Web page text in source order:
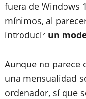
fuera de Windows
mínimos, al
introducir un
Aunque no parece
una mensualidad
ordenador, sí que